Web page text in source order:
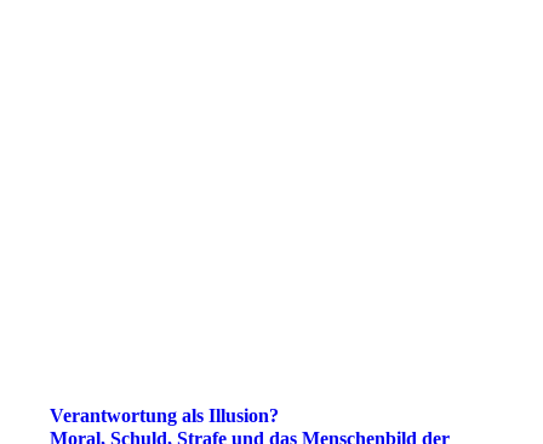
Verantwortung als Illusion?
Moral, Schuld, Strafe und das Menschen­bild der